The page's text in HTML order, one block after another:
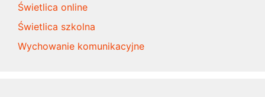
Świetlica online
Świetlica szkolna
Wychowanie komunikacyjne